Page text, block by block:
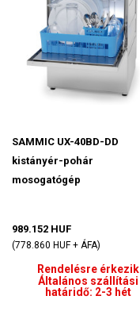
SAMMIC UX-40BD-DD
kistányér-pohár
mosogatógép
989.152 HUF
(778.860 HUF + ÁFA)
Rendelésre érkezik
Általános szállítási
határidő: 2-3 hét